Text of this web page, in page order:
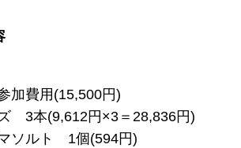
加費用(15,500円)
3本(9,612円×3＝28,836円)
ソルト 1個(594円)